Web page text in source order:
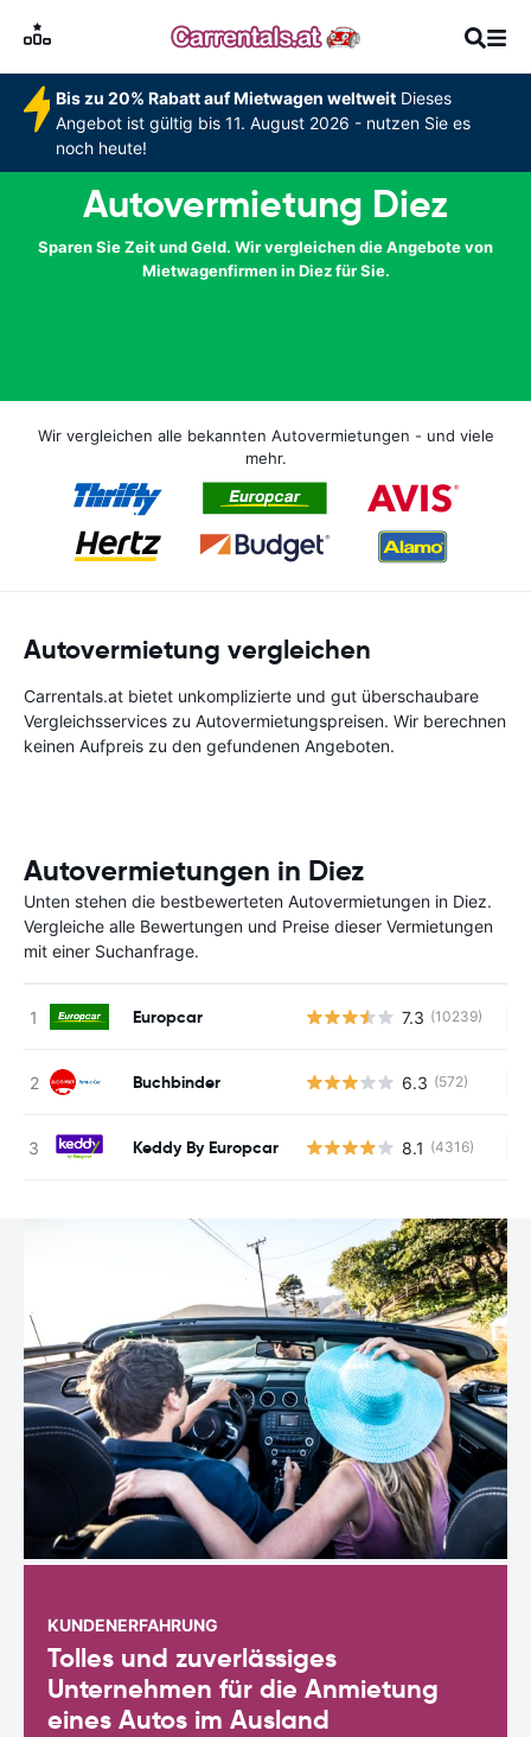
Bis zu 20% Rabatt auf Mietwagen weltweitDieses
Angebot ist gültig bis 11. August 2026 - nutzen Sie es
noch heute!
Autovermietung Diez
Sparen Sie Zeit und Geld. Wir vergleichen die Angebote von
Mietwagenfirmen in Diez für Sie.
Wir vergleichen alle bekannten Autovermietungen - und viele
mehr.
Autovermietung vergleichen
Carrentals.at bietet unkomplizierte und gut überschaubare
Vergleichsservices zu Autovermietungspreisen. Wir berechnen
keinen Aufpreis zu den gefundenen Angeboten.
Autovermietungen in Diez
Unten stehen die bestbewerteten Autovermietungen in Diez.
Vergleiche alle Bewertungen und Preise dieser Vermietungen
mit einer Suchanfrage.
Europcar 7.3 (10239)
Buchbinder 6.3 (572)
Keddy By Europcar 8.1 (4316)
KUNDENERFAHRUNG
Tolles und zuverlässiges
Unternehmen für die Anmietung
eines Autos im Ausland